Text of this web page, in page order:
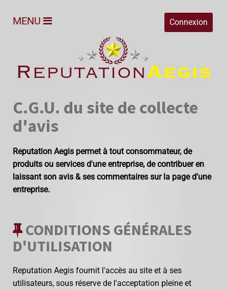
Connexion
MENU
C.G.U. du site de collecte
d'avis
Reputation Aegis permet à tout consommateur, de
produits ou services d'une entreprise, de contribuer en
laissant son avis & ses commentaires sur la page d'une
entreprise.
CONDITIONS GÉNÉRALES
D'UTILISATION
Reputation Aegis fournit l'accès au site et à ses
utilisateurs, sous réserve de l'acceptation pleine et